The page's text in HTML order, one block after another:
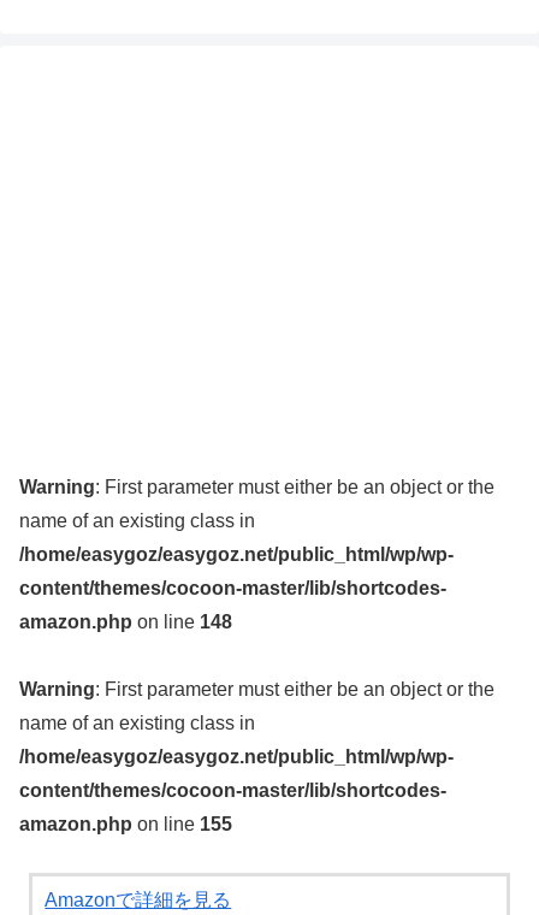
Warning: First parameter must either be an object or the
name of an existing class in
/home/easygoz/easygoz.net/public_html/wp/wp-
content/themes/cocoon-master/lib/shortcodes-
amazon.php on line 148
Warning: First parameter must either be an object or the
name of an existing class in
/home/easygoz/easygoz.net/public_html/wp/wp-
content/themes/cocoon-master/lib/shortcodes-
amazon.php on line 155
Amazonで詳細を見る